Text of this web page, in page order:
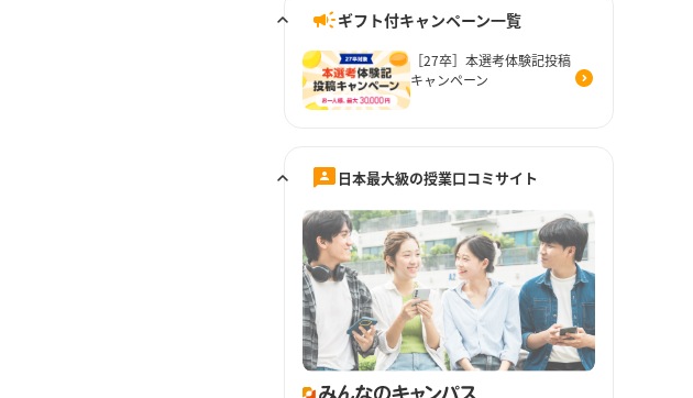
ギフト付キャンペーン一覧
［27卒］本選考体験記投稿
キャンペーン
日本最大級の授業口コミサイト